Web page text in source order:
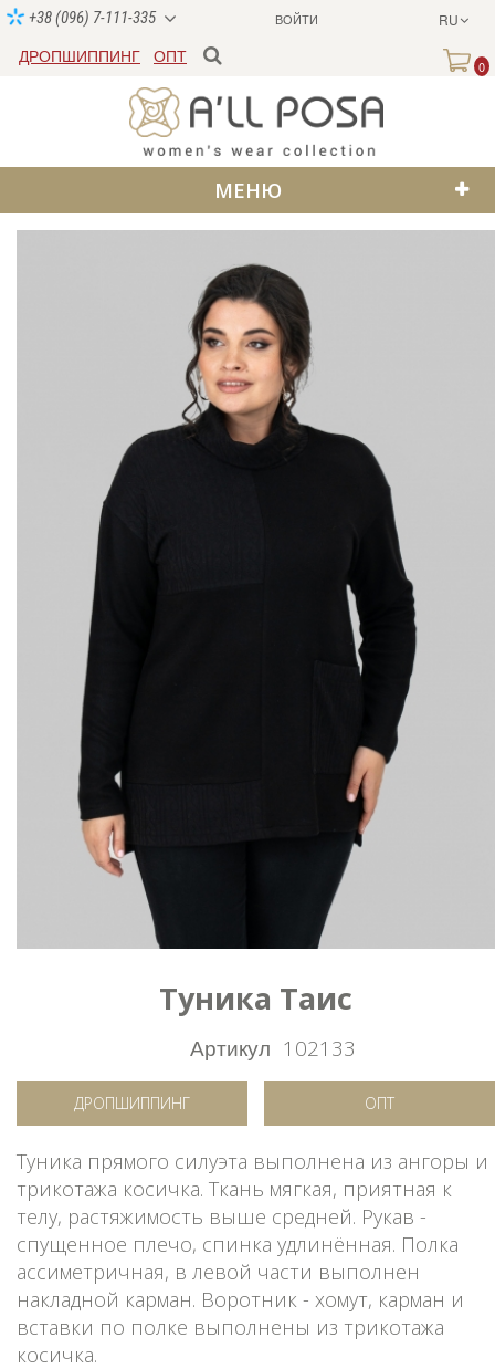
ВОЙТИ RU
+38 (096) 7-111-335
ДРОПШИППИНГ ОПТ
0
МЕНЮ
Туника Таис
Артикул 102133
ДРОПШИППИНГ ОПТ
Туника прямого силуэта выполнена из ангоры и
трикотажа косичка. Ткань мягкая, приятная к
телу, растяжимость выше средней. Рукав -
спущенное плечо, спинка удлинённая. Полка
ассиметричная, в левой части выполнен
накладной карман. Воротник - хомут, карман и
вставки по полке выполнены из трикотажа
косичка.